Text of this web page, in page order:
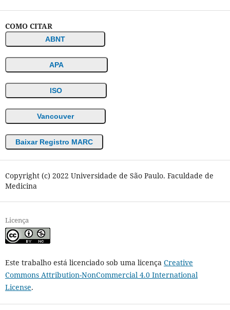
COMO CITAR
ABNT
APA
ISO
Vancouver
Baixar Registro MARC
Copyright (c) 2022 Universidade de São Paulo. Faculdade de
Medicina
Licença
Este trabalho está licenciado sob uma licença Creative
Commons Attribution-NonCommercial 4.0 International
License.